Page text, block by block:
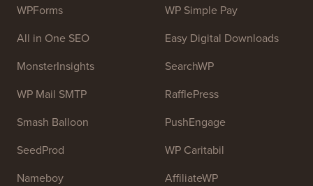
Personal!
OptinMonster
WPForms
All in One SEO
Duplicator
WP Simple Pay
Easy Digital Downloads